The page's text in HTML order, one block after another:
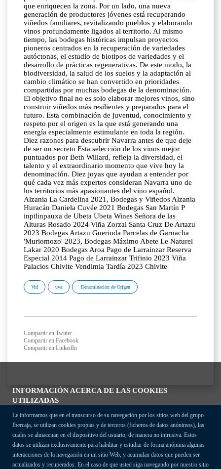
INFORMACIÓN ACERCA DE LAS COOKIES
UTILIZADAS
Le informamos que en el transcurso de su navegación por los sitios web del grupo
Ibercaja, se utilizan cookies propias y de terceros (ficheros de datos anónimos), las
cuales se almacenan en el dispositivo del usuario, de manera no intrusiva. Estos
datos se utilizan exclusivamente para habilitar y estudiar de forma anónima algunas
interacciones de la navegación en un sitio Web, y acumulan datos que pueden ser
actualizados y recuperados. En el caso de que usted siga navegando por nuestro sitio
que enriquecen la zona. Por un lado, una nueva
generación de productores jóvenes está recuperando
viñedos familiares, revitalizando pueblos y elaborando
vinos profundamente ligados al territorio. Al mismo
tiempo, las bodegas históricas impulsan proyectos
pioneros centrados en la recuperación de variedades
autóctonas, el estudio de biotipos de variedades y el
desarrollo de prácticas regenerativas. De este modo, la
biodiversidad, la salud de los suelos y la adaptación al
cambio climático se han convertido en prioridades
compartidas por muchas bodegas de la denominación.
El objetivo final no es solo elaborar mejores vinos, sino
construir viñedos más resilientes y preparados para el
futuro. Esta combinación de juventud, conocimiento y
respeto por el origen es la que está generando una
energía especialmente estimulante en toda la región.
Diez razones para descubrir Navarra antes de que deje
de ser un secreto Esta selección de los vinos mejor
puntuados por Beth Willard, refleja la diversidad, el
talento y el extraordinario momento que vive hoy la
denominación. Diez joyas que ayudan a entender por
qué cada vez más expertos consideran Navarra uno de
los territorios más apasionantes del vino español.
Alzania La Cardelina 2021, Bodegas y Viñedos Alzania
Huracán Daniela Cuvée 2021 Bodegas San Martín P
inpilinpauxa de Ubeta Ubeta Wines Señora de las
Alturas Rosado 2024 Viña Zorzal Santa Cruz De Artazu
2023 Bodegas Artazu Guerinda Parcelas de Garnacha
'Muriomozo' 2023, Bodegas Máximo Abete Le Naturel
Lakar 2020 Bodegas Aroa Pago de Larrainzar Reserva
Especial 2014 Pago de Larrainzar Trifinio 2023 Viña
Palacios Chivite Vendimia Tardía 2023 Chivite
Vid uva Denominación de Origen
Compartir en Twitter
Compartir en Facebook
Compartir en LinkedIn